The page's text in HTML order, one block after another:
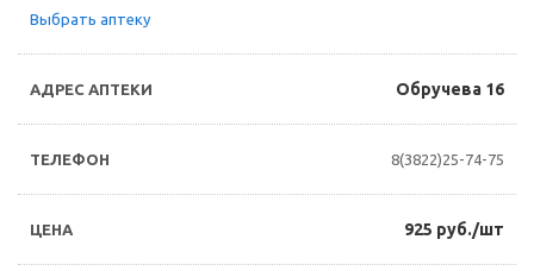
Выбрать аптеку
Обручева 16
8(3822)25-74-75
925 руб./шт